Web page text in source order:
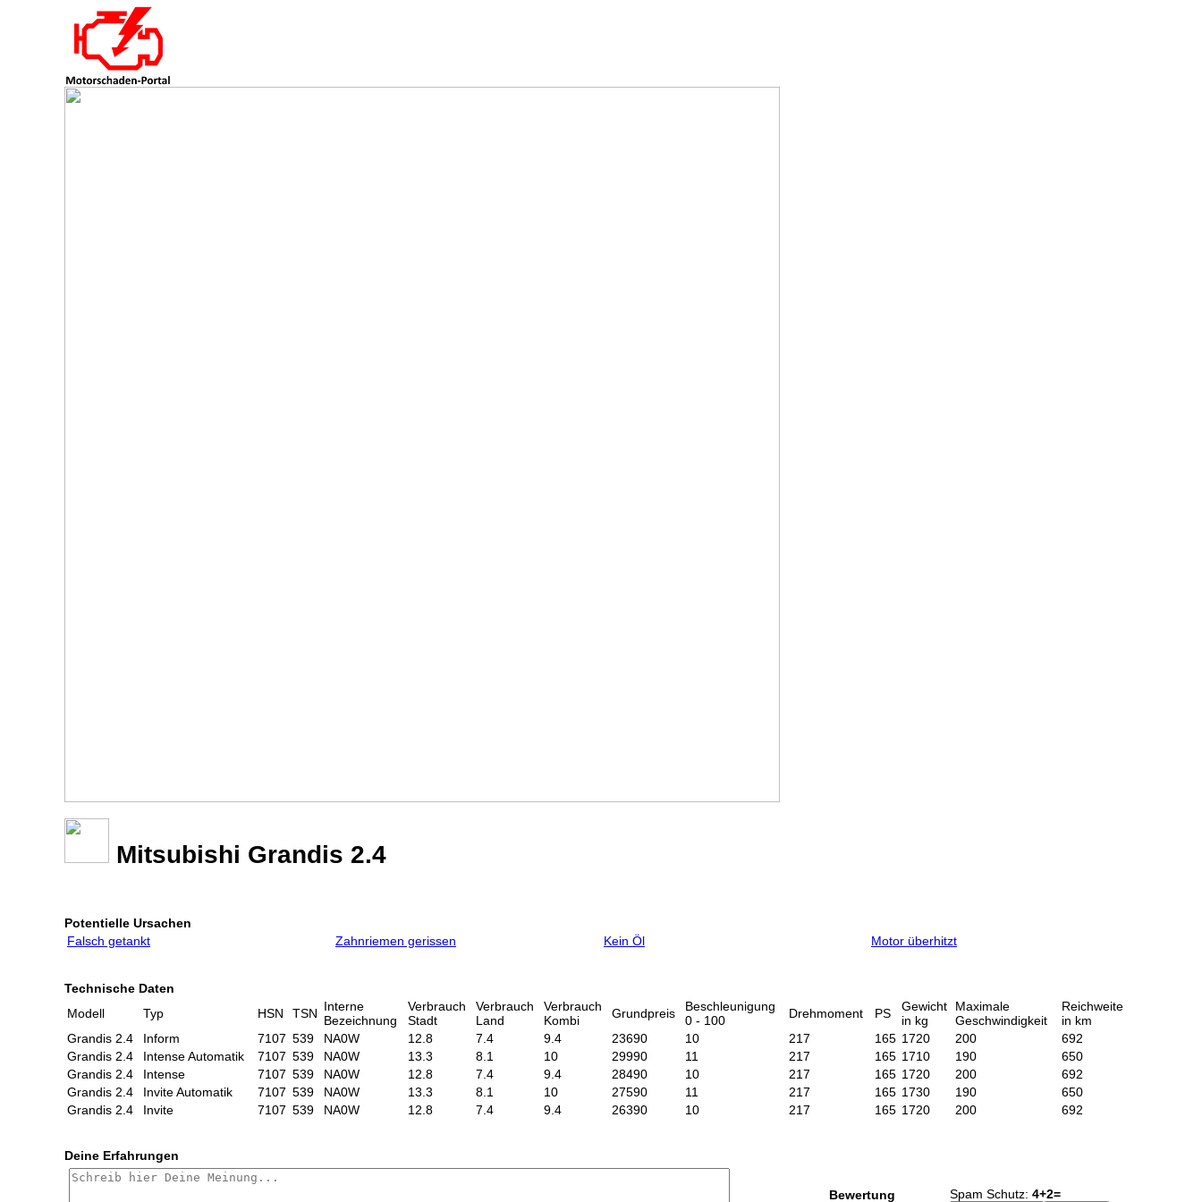
Mitsubishi Grandis 2.4
Potentielle Ursachen
Falsch getankt
Zahnriemen gerissen Kein Öl Motor überhitzt
Technische Daten
Modell
Typ HSN TSN Interne
Bezeichnung
Verbrauch
Stadt
Verbrauch
Land
Verbrauch
Kombi
Grundpreis
Beschleunigung
0 - 100
Drehmoment PS
Gewicht
in kg
Maximale
Geschwindigkeit
Reichweite
in km
Grandis 2.4
Inform 7107 539 NA0W 12.8 7.4 9.4 23690 10 217 165 1720 200
692
Grandis 2.4
Intense Automatik 7107 539 NA0W 13.3 8.1 10 29990 11 217 165 1710 190
650
Grandis 2.4
Intense 7107 539 NA0W 12.8 7.4 9.4 28490 10 217 165 1720 200
692
Grandis 2.4
Invite Automatik 7107 539 NA0W 13.3 8.1 10 27590 11 217 165 1730 190
650
Grandis 2.4
Invite 7107 539 NA0W 12.8 7.4 9.4 26390 10 217 165 1720 200 692
Deine Erfahrungen
Bewertung Spam Schutz: 4+2=